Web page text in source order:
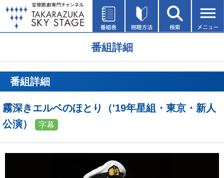
番組詳細
番組詳細
霧深きエルベのほとり（'19年星組・東京・新人
公演）
字幕